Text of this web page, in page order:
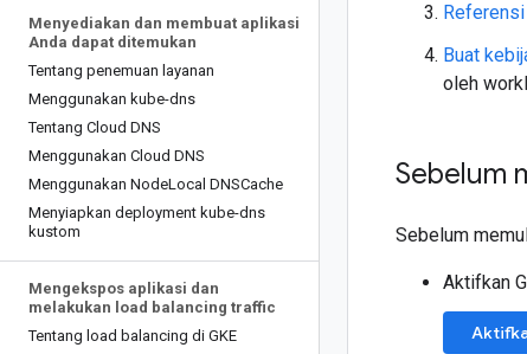
Menyediakan dan membuat aplikasi
Anda dapat ditemukan
Tentang penemuan layanan
Menggunakan kube-dns
Tentang Cloud DNS
Menggunakan Cloud DNS
Menggunakan NodeLocal DNSCache
Menyiapkan deployment kube-dns
kustom
Mengekspos aplikasi dan
melakukan load balancing traffic
Tentang load balancing di GKE
Buat
oleh
Sebelum
Sebelum
Aktifkan